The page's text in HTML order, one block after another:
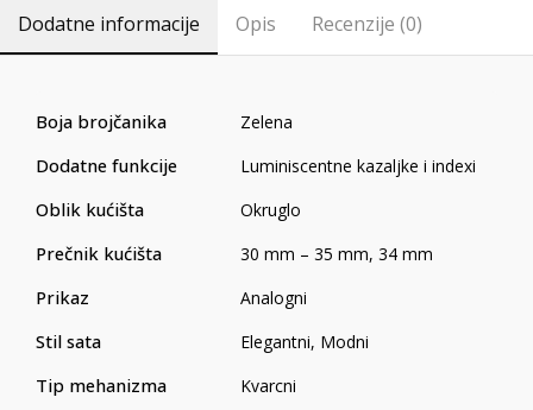
Dodatne informacije Opis Recenzije (0)
Boja brojčanika Zelena
Dodatne funkcije Luminiscentne kazaljke i indexi
Oblik kućišta Okruglo
Prečnik kućišta 30 mm – 35 mm, 34 mm
Prikaz Analogni
Stil sata Elegantni, Modni
Tip mehanizma Kvarcni